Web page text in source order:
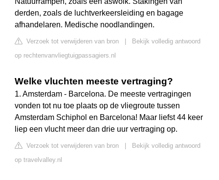
derden, zoals de luchtverkeersleiding en bagage
afhandelaren. Medische noodlandingen.
Verzoek tot verwijderen van bron
Bekijk volledig antwoord
op rechtenvanvliegtuigpassagiers.nl
Welke vluchten meeste vertraging?
1. Amsterdam - Barcelona. De meeste vertragingen
vonden tot nu toe plaats op de vliegroute tussen
Amsterdam Schiphol en Barcelona! Maar liefst 44 keer
liep een vlucht meer dan drie uur vertraging op.
Verzoek tot verwijderen van bron
Bekijk volledig antwoord
op travelvalley.nl